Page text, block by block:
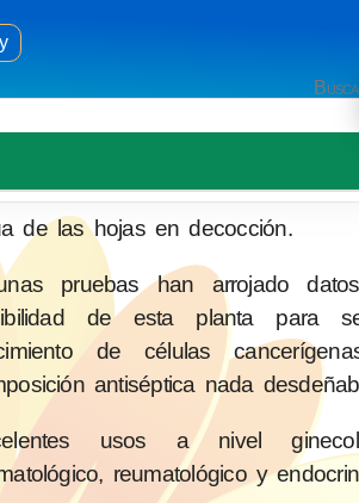
de las hojas en decocción.
pruebas han arrojado
de esta planta para
de células
antiséptica nada
usos a nivel
reumatológico y